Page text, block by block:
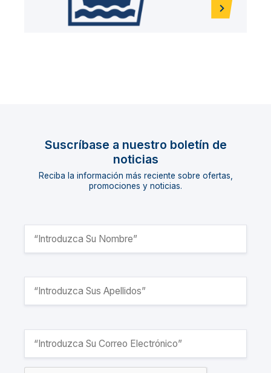
Suscríbase a nuestro boletín de
noticias
Reciba la información más reciente sobre ofertas,
promociones y noticias.